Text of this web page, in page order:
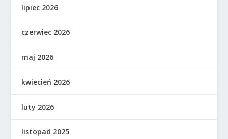
lipiec 2026
czerwiec 2026
maj 2026
kwiecień 2026
luty 2026
listopad 2025